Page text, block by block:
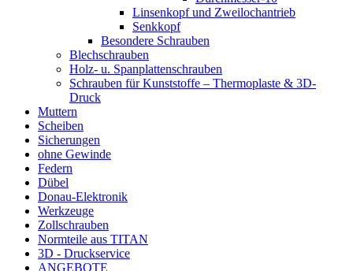
Linsenkopf und Zweilochantrieb
Senkkopf
Besondere Schrauben
Blechschrauben
Holz- u. Spanplattenschrauben
Schrauben für Kunststoffe – Thermoplaste & 3D-
Druck
Muttern
Scheiben
Sicherungen
ohne Gewinde
Federn
Dübel
Donau-Elektronik
Werkzeuge
Zollschrauben
Normteile aus TITAN
3D - Druckservice
ANGEBOTE